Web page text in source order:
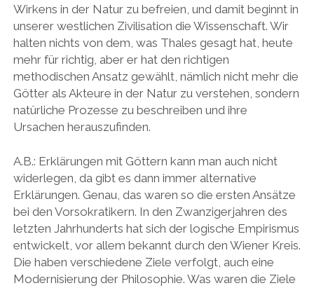
Wirkens in der Natur zu befreien, und damit beginnt in
unserer westlichen Zivilisation die Wissenschaft. Wir
halten nichts von dem, was Thales gesagt hat, heute
mehr für richtig, aber er hat den richtigen
methodischen Ansatz gewählt, nämlich nicht mehr die
Götter als Akteure in der Natur zu verstehen, sondern
natürliche Prozesse zu beschreiben und ihre
Ursachen herauszufinden.
A.B.: Erklärungen mit Göttern kann man auch nicht
widerlegen, da gibt es dann immer alternative
Erklärungen. Genau, das waren so die ersten Ansätze
bei den Vorsokratikern. In den Zwanzigerjahren des
letzten Jahrhunderts hat sich der logische Empirismus
entwickelt, vor allem bekannt durch den Wiener Kreis.
Die haben verschiedene Ziele verfolgt, auch eine
Modernisierung der Philosophie. Was waren die Ziele